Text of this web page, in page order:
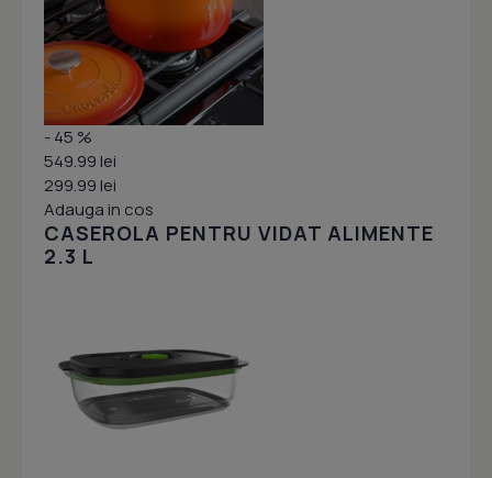
- 45 %
549.99 lei
299.99 lei
Adauga in cos
CASEROLA PENTRU VIDAT ALIMENTE
2.3 L